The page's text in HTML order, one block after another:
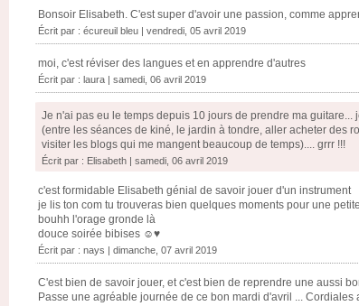
Bonsoir Elisabeth. C'est super d'avoir une passion, comme
Écrit par : écureuil bleu | vendredi, 05 avril 2019
moi, c'est réviser des langues et en apprendre d'autres
Écrit par : laura | samedi, 06 avril 2019
Je n'ai pas eu le temps depuis 10 jours de prendre ma guitare...
(entre les séances de kiné, le jardin à tondre, aller acheter des
visiter les blogs qui me mangent beaucoup de temps).... grrr !!!
Écrit par : Elisabeth | samedi, 06 avril 2019
c'est formidable Elisabeth génial de savoir jouer d'un instrument
je lis ton com tu trouveras bien quelques moments pour une
bouhh l'orage gronde là
douce soirée bibises ☺♥
Écrit par : nays | dimanche, 07 avril 2019
C'est bien de savoir jouer, et c'est bien de reprendre une aussi
Passe une agréable journée de ce bon mardi d'avril ... Cordiales